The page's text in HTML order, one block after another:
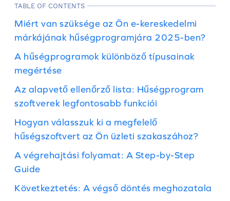
TABLE OF CONTENTS
Miért van szüksége az Ön e-kereskedelmi
márkájának hűségprogramjára 2025-ben?
A hűségprogramok különböző típusainak
megértése
Az alapvető ellenőrző lista: Hűségprogram
szoftverek legfontosabb funkciói
Hogyan válasszuk ki a megfelelő
hűségszoftvert az Ön üzleti szakaszához?
A végrehajtási folyamat: A Step-by-Step
Guide
Következtetés: A végső döntés meghozatala